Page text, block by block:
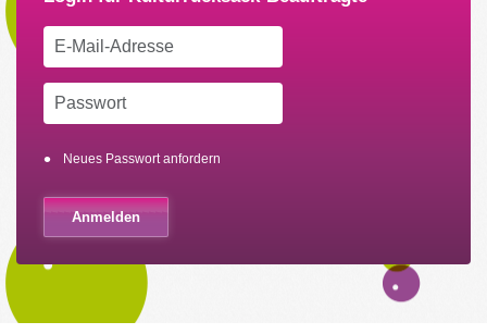
Neues Passwort anfordern